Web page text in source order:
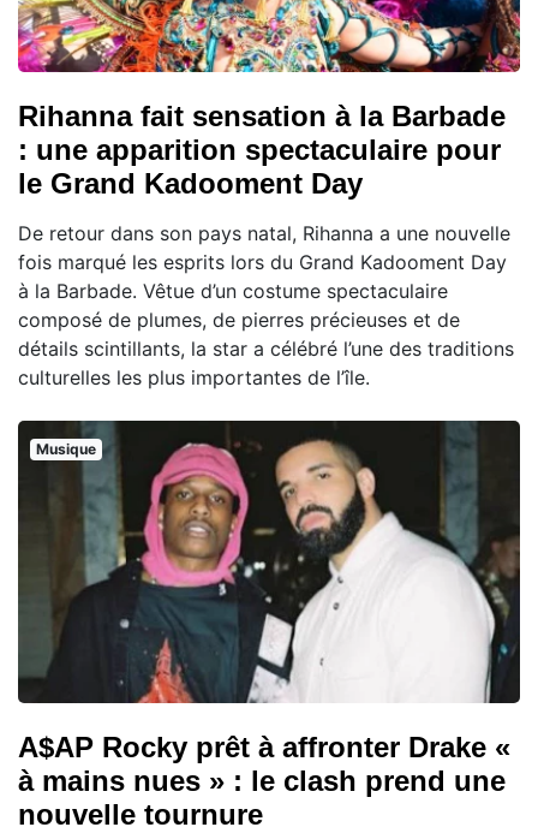
Rihanna fait sensation à la Barbade
: une apparition spectaculaire pour
le Grand Kadooment Day
De retour dans son pays natal, Rihanna a une nouvelle
fois marqué les esprits lors du Grand Kadooment Day
à la Barbade. Vêtue d’un costume spectaculaire
composé de plumes, de pierres précieuses et de
détails scintillants, la star a célébré l’une des traditions
culturelles les plus importantes de l’île.
Musique
A$AP Rocky prêt à affronter Drake «
à mains nues » : le clash prend une
nouvelle tournure